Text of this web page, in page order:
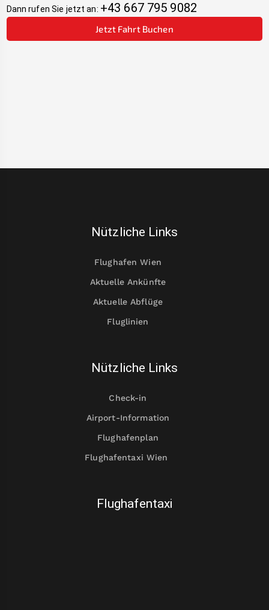
Dann rufen Sie jetzt an: +43 667 795 9082
Jetzt Fahrt Buchen
Nützliche Links
Flughafen Wien
Aktuelle Ankünfte
Aktuelle Abflüge
Fluglinien
Nützliche Links
Check-in
Airport-Information
Flughafenplan
Flughafentaxi Wien
Flughafentaxi